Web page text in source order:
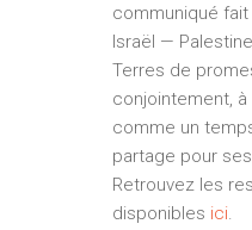
communiqué
Israël —
Terres de
conjointement, à
comme un
partage pour
Retrouvez les
disponibles ici.